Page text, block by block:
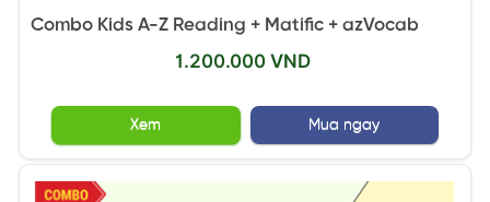
Combo Kids A-Z Reading + Matific + azVocab
1.200.000 VND
Xem Mua ngay